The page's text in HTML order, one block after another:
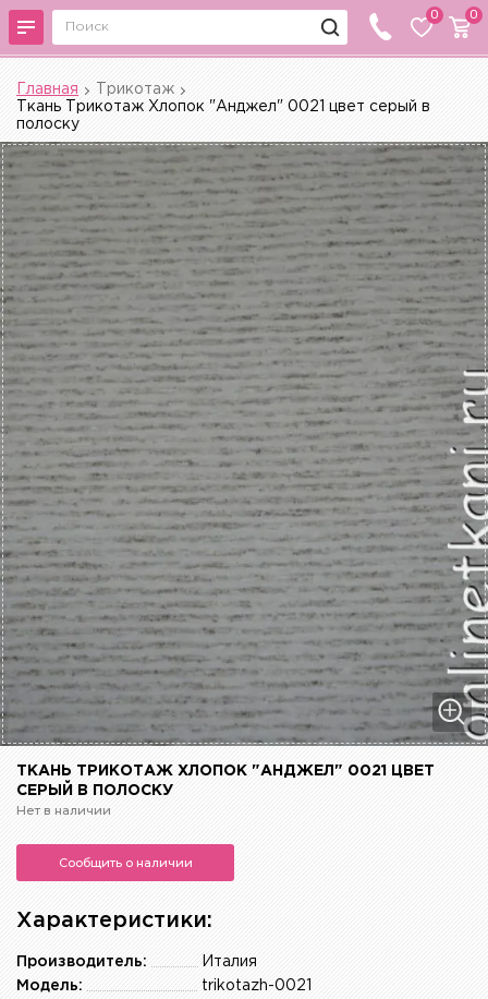
0 0
Главная
Трикотаж
Ткань Трикотаж Хлопок "Анджел" 0021 цвет серый в
полоску
ТКАНЬ ТРИКОТАЖ ХЛОПОК "АНДЖЕЛ" 0021 ЦВЕТ
СЕРЫЙ В ПОЛОСКУ
Нет в наличии
Сообщить о наличии
Характеристики:
Италия
Производитель:
trikotazh-0021
Модель: